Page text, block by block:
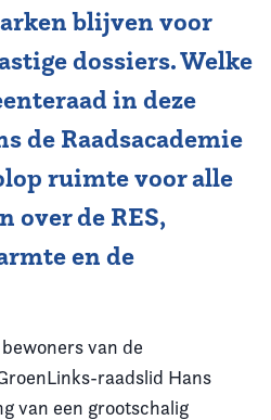
blijven voor
dossiers. Welke
in deze
de Raadsacademie
ruimte voor alle
over de RES,
en de
bewoners van de
raadslid Hans
van een grootschalig